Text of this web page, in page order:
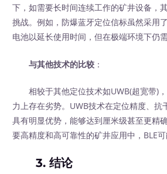
下，如需要长时间连续工作的矿井设备，
挑战。例如，防爆蓝牙定位信标虽然采用
电池以延长使用时间，但在极端环境下仍
与其他技术的比较 ：
相较于其他定位技术如UWB(超宽带)，
力上存在劣势。UWB技术在定位精度、抗
具有明显优势，能够达到厘米级甚至更精
要高精度和高可靠性的矿井应用中，BLE可
3. 结论